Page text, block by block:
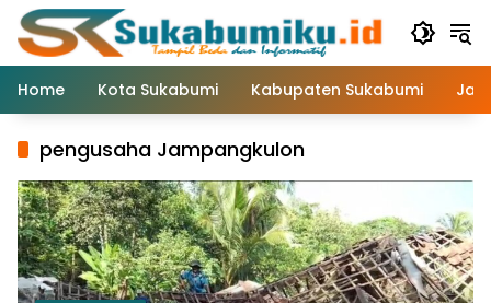
Langsung
konten
Home
Kota Sukabumi Kabupaten Sukabumi
pengusaha Jampangkulon